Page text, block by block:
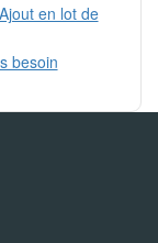
en lot de
besoin